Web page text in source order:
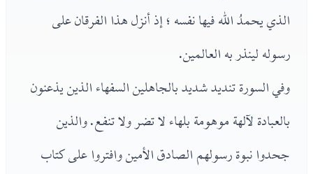
الذي يحمدُ الله فيها نفسه ؛ إذ أنزل هذا الفرقان على
رسوله لينذر به العالمين.
وفي السورة تنديد شديد بالجاهلين السفهاء الذين يذعنون
بالعبادة لآلهة موهومة بلهاء لا تضر ولا تنفع. والذين
جحدوا نبوة رسولهم الصادق الأمين وافتروا على كتاب